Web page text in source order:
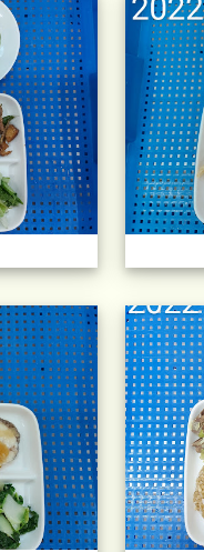
午餐擺盤 (上